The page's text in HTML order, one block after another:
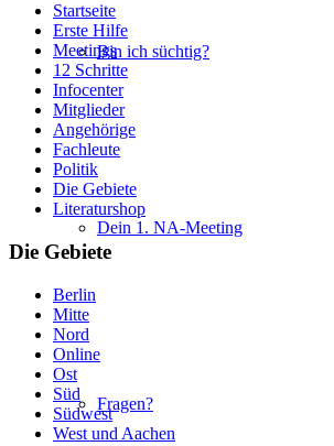
Bin ich süchtig?
Dein 1. NA-Meeting
Fragen?
Startseite
Erste Hilfe
Meetings
12 Schritte
Infocenter
Mitglieder
Angehörige
Fachleute
Politik
Die Gebiete
Literaturshop
Die Gebiete
Berlin
Mitte
Nord
Online
Ost
Süd
Südwest
West und Aachen